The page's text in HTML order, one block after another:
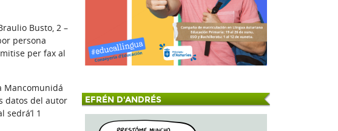
Busto, 2 –
persona
per fax al
Mancomunidá
datos del autor
1
EFRÉN D'ANDRÉS